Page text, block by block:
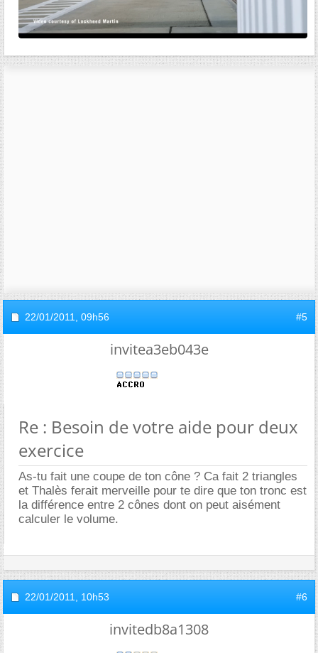
22/01/2011, 09h56 #5
invitea3eb043e
Re : Besoin de votre aide pour deux
exercice
As-tu fait une coupe de ton cône ? Ca fait 2 triangles
et Thalès ferait merveille pour te dire que ton tronc est
la différence entre 2 cônes dont on peut aisément
calculer le volume.
22/01/2011, 10h53 #6
invitedb8a1308